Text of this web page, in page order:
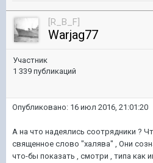
[R_B_F]
Warjag77
Участник
1 339 публикаций
Опубликовано: 16 июл 2016, 21:01:20
А на что надеялись соотрядники ?
священное слово "халява" , Они
что-бы показать , смотри , типа как